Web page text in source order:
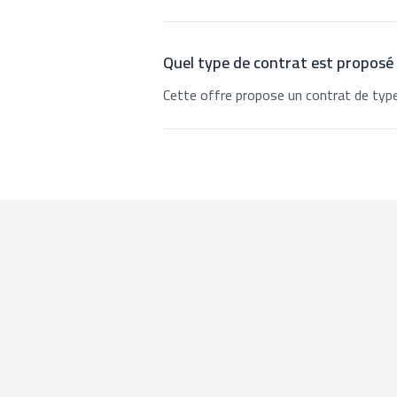
Quel type de contrat est proposé
Cette offre propose un contrat de